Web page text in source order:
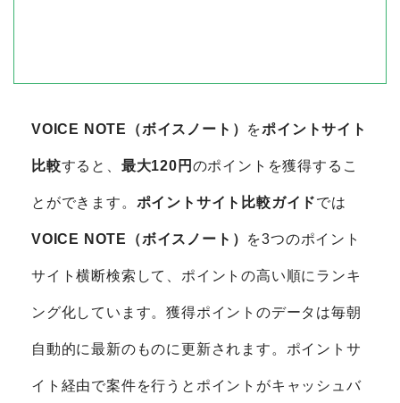
VOICE NOTE（ボイスノート） をポイントサイト
比較すると、 最大120円 のポイントを獲得するこ
とができます。 ポイントサイト比較ガイドでは
VOICE NOTE（ボイスノート） を3つのポイント
サイト横断検索して、ポイントの高い順にランキ
ング化しています。獲得ポイントのデータは毎朝
自動的に最新のものに更新されます。ポイントサ
イト経由で案件を行うとポイントがキャッシュバ